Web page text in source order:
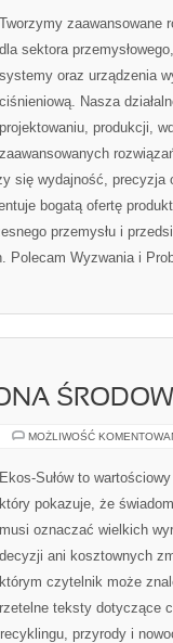
Tworzymy zaawansowane
dla sektora
systemy oraz urządzenia
ciśnieniową. Nasza
projektowaniu, produkcji,
zaawansowanych
się wydajność, precyzja
bogatą ofertę
przemysłu i
Polecam Wyzwania i
MOŻLIWOŚĆ
Ekos-Sułów to
który pokazuje, że
musi oznaczać wielkich
decyzji ani kosztownych
którym czytelnik może
rzetelne teksty dotyczące
przyrody i